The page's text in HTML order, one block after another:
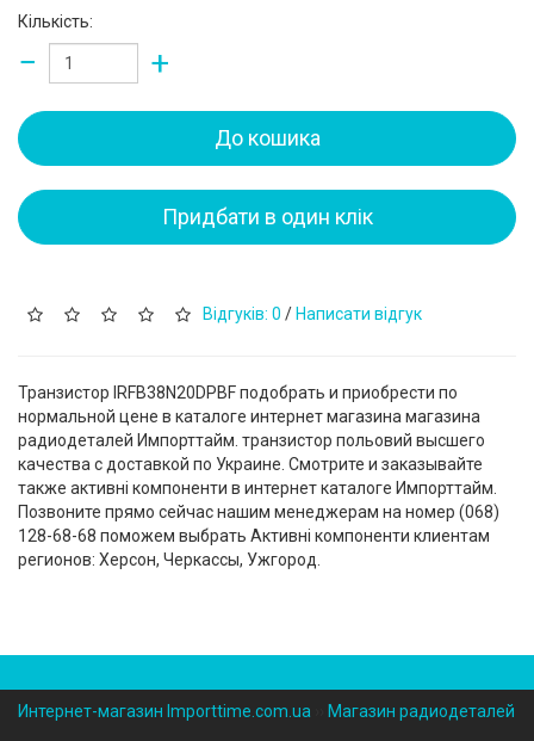
Кількість:
− +
До кошика
Придбати в один клік
Відгуків: 0 / Написати відгук
Транзистор IRFB38N20DPBF подобрать и приобрести по
нормальной цене в каталоге интернет магазина магазина
радиодеталей Импорттайм. транзистор польовий высшего
качества с доставкой по Украине. Смотрите и заказывайте
также активні компоненти в интернет каталоге Импорттайм.
Позвоните прямо сейчас нашим менеджерам на номер (‎068)
128-68-68 поможем выбрать Активні компоненти клиентам
регионов: Херсон, Черкассы, Ужгород.
Интернет-магазин Importtime.com.ua Магазин радиодеталей